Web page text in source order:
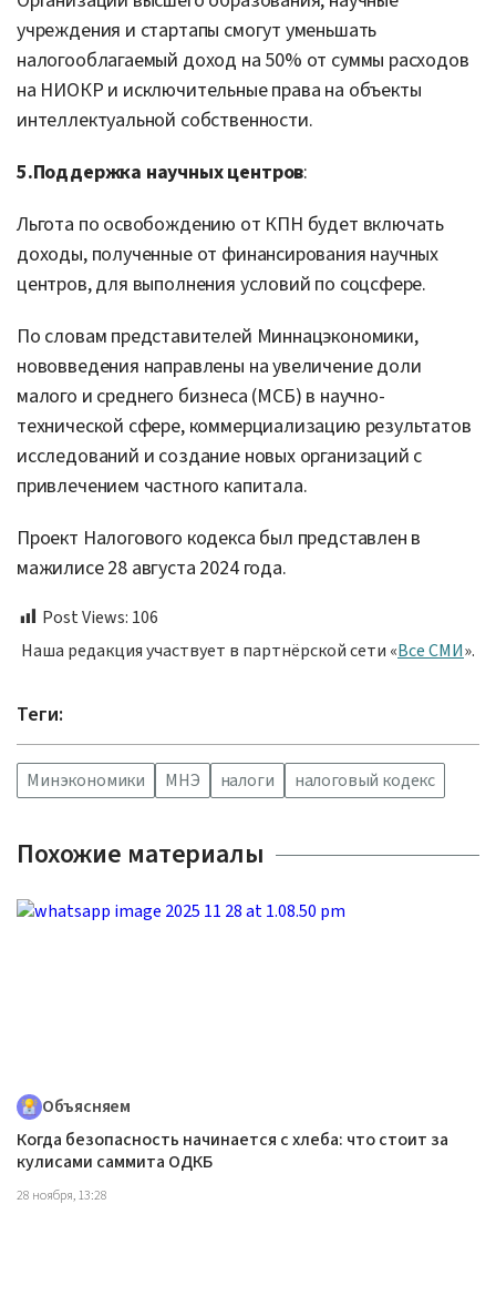
учреждения и стартапы смогут уменьшать
налогооблагаемый доход на 50% от суммы расходов
на НИОКР и исключительные права на объекты
интеллектуальной собственности.
5.Поддержка научных центров:
Льгота по освобождению от КПН будет включать
доходы, полученные от финансирования научных
центров, для выполнения условий по соцсфере.
По словам представителей Миннацэкономики,
нововведения направлены на увеличение доли
малого и среднего бизнеса (МСБ) в научно-
технической сфере, коммерциализацию результатов
исследований и создание новых организаций с
привлечением частного капитала.
Проект Налогового кодекса был представлен в
мажилисе 28 августа 2024 года.
Post Views: 106
Наша редакция участвует в партнёрской сети «Все СМИ».
Теги:
Минэкономики МНЭ налоги налоговый кодекс
Похожие материалы
Объясняем
Когда безопасность начинается с хлеба: что стоит за
кулисами саммита ОДКБ
28 ноября, 13:28